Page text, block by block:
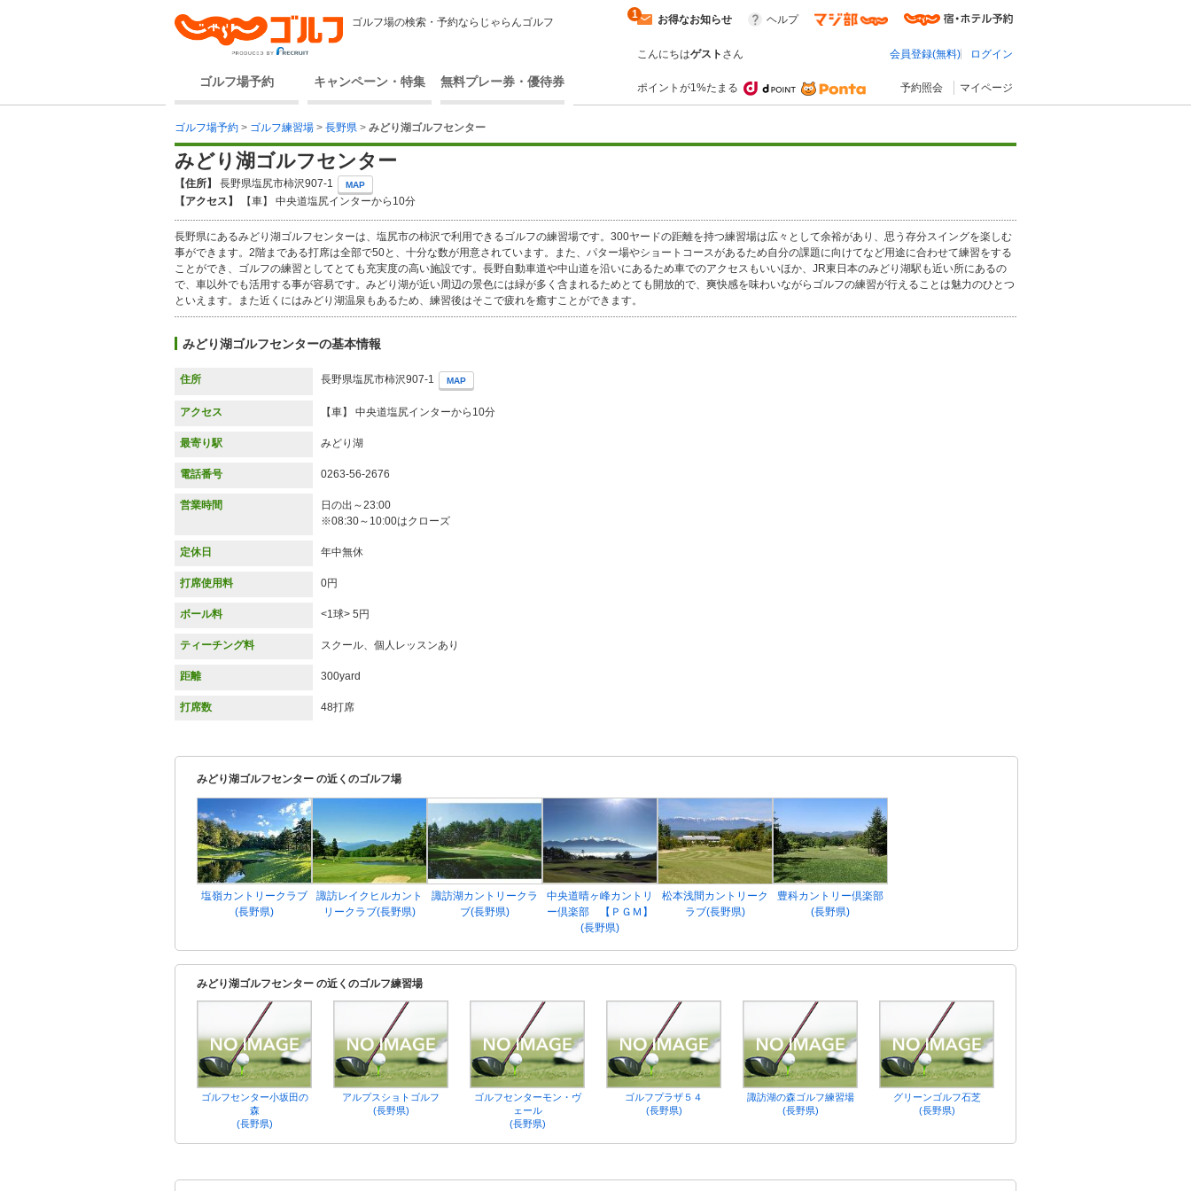
ゴルフ場の検索・予約ならじゃらんゴルフ
ゴルフ場予約 キャンペーン・特集 無料プレー券・優待券
お得なお知らせ
1 ヘルプ
こんにちはゲスト さん 会員登録(無料) ログイン
ポイントが1%たまる 予約照会 マイページ
ゴルフ場予約 > ゴルフ練習場 > 長野県 > みどり湖ゴルフセンター
みどり湖ゴルフセンター
【住所】 長野県塩尻市柿沢907-1 MAP
【アクセス】 【車】 中央道塩尻インターから10分
長野県にあるみどり湖ゴルフセンターは、塩尻市の柿沢で利用できるゴルフの練習場です。300ヤードの距離を持つ練習場は広々として余裕があり、思う存分スイングを楽しむ
事ができます。2階まである打席は全部で50と、十分な数が用意されています。また、パター場やショートコースがあるため自分の課題に向けてなど用途に合わせて練習をする
ことができ、ゴルフの練習としてとても充実度の高い施設です。長野自動車道や中山道を沿いにあるため車でのアクセスもいいほか、JR東日本のみどり湖駅も近い所にあるの
で、車以外でも活用する事が容易です。みどり湖が近い周辺の景色には緑が多く含まれるためとても開放的で、爽快感を味わいながらゴルフの練習が行えることは魅力のひとつ
といえます。また近くにはみどり湖温泉もあるため、練習後はそこで疲れを癒すことができます。
みどり湖ゴルフセンターの基本情報
住所 長野県塩尻市柿沢907-1 MAP
アクセス 【車】 中央道塩尻インターから10分
最寄り駅 みどり湖
電話番号 0263-56-2676
営業時間
日の出～23:00
※08:30～10:00はクローズ
定休日 年中無休
打席使用料 0円
ボール料 <1球> 5円
ティーチング料 スクール、個人レッスンあり
距離 300yard
打席数 48打席
みどり湖ゴルフセンター の近くのゴルフ場
塩嶺カントリークラブ
(長野県)
諏訪レイクヒルカント
リークラブ(長野県)
諏訪湖カントリークラ
ブ(長野県)
中央道晴ヶ峰カントリ
ー倶楽部 【ＰＧＭ】
(長野県)
松本浅間カントリーク
ラブ(長野県)
豊科カントリー倶楽部
(長野県)
みどり湖ゴルフセンター の近くのゴルフ練習場
ゴルフセンター小坂田の
森
(長野県)
アルプスショトゴルフ
(長野県)
ゴルフセンターモン・ヴ
ェール
(長野県)
ゴルフプラザ５４
(長野県)
諏訪湖の森ゴルフ練習場
(長野県)
グリーンゴルフ石芝
(長野県)